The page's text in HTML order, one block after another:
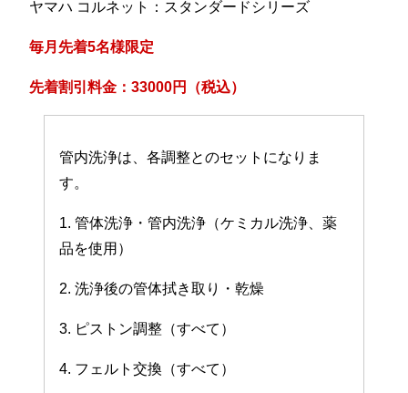
ヤマハ コルネット：スタンダードシリーズ
毎月先着5名様限定
先着割引料金：33000円（税込）
管内洗浄は、各調整とのセットになりま
す。
1. 管体洗浄・管内洗浄（ケミカル洗浄、薬
品を使用）
2. 洗浄後の管体拭き取り・乾燥
3. ピストン調整（すべて）
4. フェルト交換（すべて）